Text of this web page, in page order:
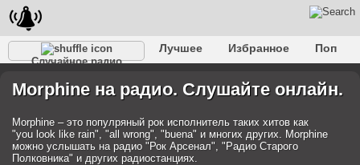
Случайное радио
Лучшее Избранное
Поп
Разговорное
Рэп Транс Дип-хаус
Фолк
Morphine на радио. Слушайте онлайн.
Morphine – это популряный рок исполнитель таких хитов как
"you look like rain", "all wrong", "buena" и многих других. Morphine
можно услышать на радио "Рок Арсенал", "Радио Старого
Полковника" и других радиостанциях.